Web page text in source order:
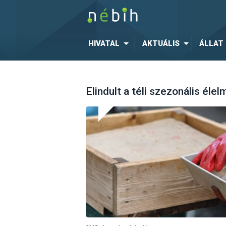
HIVATAL AKTUÁLIS ÁLLAT
Elindult a téli szezonális